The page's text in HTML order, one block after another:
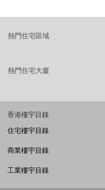
熱門住宅區域
熱門住宅大廈
香港樓宇目錄
住宅樓宇目錄
商業樓宇目錄
工業樓宇目錄